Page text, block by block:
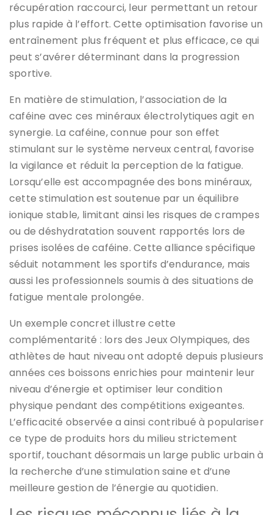
récupération raccourci, leur permettant un retour
plus rapide à l’effort. Cette optimisation favorise un
entraînement plus fréquent et plus efficace, ce qui
peut s’avérer déterminant dans la progression
sportive.
En matière de stimulation, l’association de la
caféine avec ces minéraux électrolytiques agit en
synergie. La caféine, connue pour son effet
stimulant sur le système nerveux central, favorise
la vigilance et réduit la perception de la fatigue.
Lorsqu’elle est accompagnée des bons minéraux,
cette stimulation est soutenue par un équilibre
ionique stable, limitant ainsi les risques de crampes
ou de déshydratation souvent rapportés lors de
prises isolées de caféine. Cette alliance spécifique
séduit notamment les sportifs d’endurance, mais
aussi les professionnels soumis à des situations de
fatigue mentale prolongée.
Un exemple concret illustre cette
complémentarité : lors des Jeux Olympiques, des
athlètes de haut niveau ont adopté depuis plusieurs
années ces boissons enrichies pour maintenir leur
niveau d’énergie et optimiser leur condition
physique pendant des compétitions exigeantes.
L’efficacité observée a ainsi contribué à populariser
ce type de produits hors du milieu strictement
sportif, touchant désormais un large public urbain à
la recherche d’une stimulation saine et d’une
meilleure gestion de l’énergie au quotidien.